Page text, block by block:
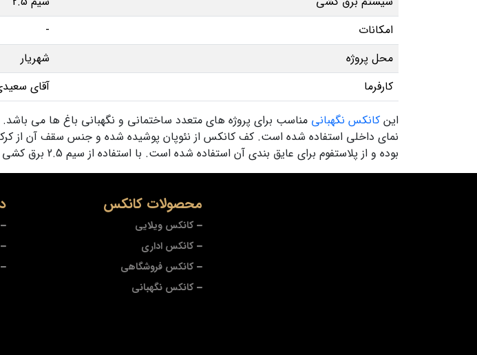
امکانات
-
محل پروژه
شهریار
کارفرما
آقای
این کانکس نگهبانی
نمای داخلی استفاده شده است. کف کانکس از نئوپان پوشیده شده و جنس سقف آن از
بوده و از پلاستفوم برای عایق بندی آن استفاده شده است. با استفاده از سیم 2.5 برق کشی این کانکس انجام شده است.
محصولات کانکس
کانکس ویلایی
کانکس اداری
کانکس فروشگاهی
کانکس نگهبانی